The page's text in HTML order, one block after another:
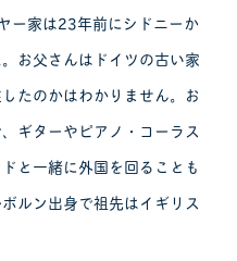
ー家は23年前にシドニーか
お父さんはドイツの古い家
たのかはわかりません。お
ギターやピアノ・コーラス
と一緒に外国を回ることも
ルン出身で祖先はイギリス